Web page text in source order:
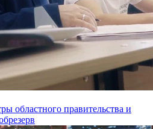
областного правительства и